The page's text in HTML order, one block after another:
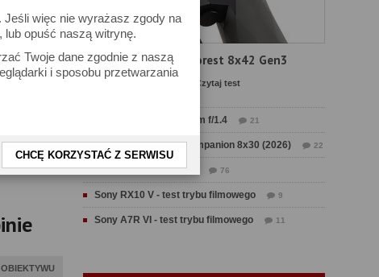
więc nie wyrażasz zgody na
opuść naszą witrynę.
Twoje dane zgodnie z naszą
i sposobu przetwarzania
CHCĘ KORZYSTAĆ Z SERWISU
Test Delta Optical Forest 8x42 Gen3
Czytaj test
Test Sirui Aurora 35 mm f/1.4 21
Test Swarovski CL Companion 8x30 (2026) 22
Test Fujifilm GFX 100 II 76
Sony RX10 V - test trybu filmowego 9
Sony A7R VI - test trybu filmowego 11